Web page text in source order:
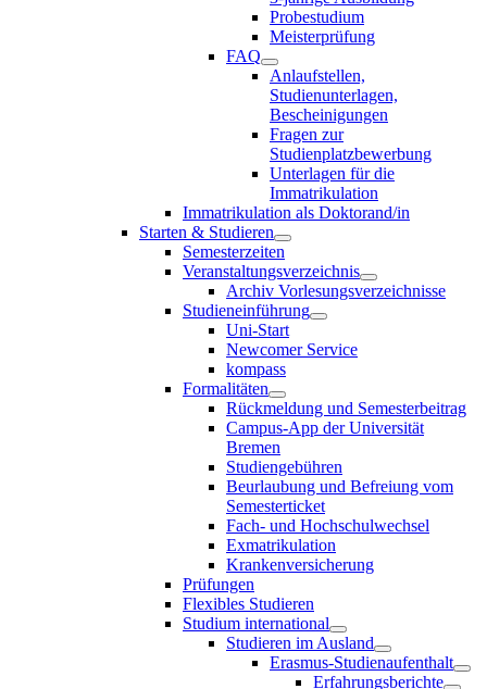
Probestudium
Meisterprüfung
FAQ
Anlaufstellen,
Studienunterlagen,
Bescheinigungen
Fragen zur
Studienplatzbewerbung
Unterlagen für die
Immatrikulation
Immatrikulation als Doktorand/in
Starten & Studieren
Semesterzeiten
Veranstaltungsverzeichnis
Archiv Vorlesungsverzeichnisse
Studieneinführung
Uni-Start
Newcomer Service
kompass
Formalitäten
Rückmeldung und Semesterbeitrag
Campus-App der Universität
Bremen
Studiengebühren
Beurlaubung und Befreiung vom
Semesterticket
Fach- und Hochschulwechsel
Exmatrikulation
Krankenversicherung
Prüfungen
Flexibles Studieren
Studium international
Studieren im Ausland
Erasmus-Studienaufenthalt
Erfahrungsberichte